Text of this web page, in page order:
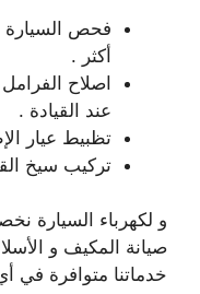
فحص السيارة
أكثر .
اصلاح الفرامل
عند القيادة .
تظبيط عيار
تركيب سيخ
و لكهرباء السيارة
صيانة المكيف و
خدماتنا متوافرة في